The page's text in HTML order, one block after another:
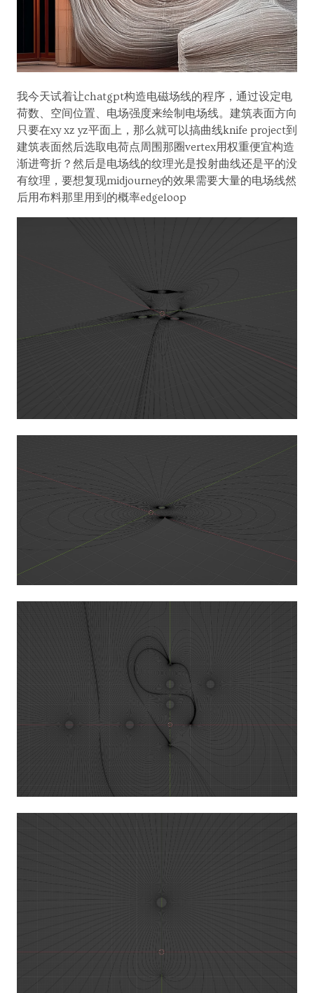
我今天试着让chatgpt构造电磁场线的程序，通过设定电
荷数、空间位置、电场强度来绘制电场线。建筑表面方向
只要在xy xz yz平面上，那么就可以搞曲线knife project到
建筑表面然后选取电荷点周围那圈vertex用权重便宜构造
渐进弯折？然后是电场线的纹理光是投射曲线还是平的没
有纹理，要想复现midjourney的效果需要大量的电场线然
后用布料那里用到的概率edgeloop